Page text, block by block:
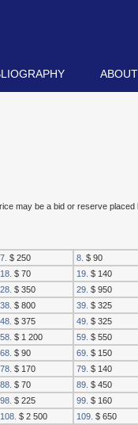
may be a bid or reserve
7. $ 250 8. $ 90
18. $ 70 19. $ 140
28. $ 350 29. $ 950
38. $ 800 39. $ 325
48. $ 375 49. $ 325
58. $ 1 200 59. $ 550
68. $ 90 69. $ 150
78. $ 170 79. $ 140
88. $ 70 89. $ 450
98. $ 225 99. $ 160
108. $ 2 500 109. $ 650